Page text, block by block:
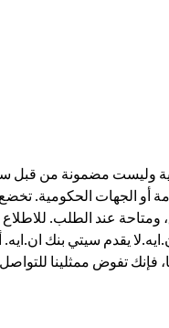
وليست مضمونة من
أو الجهات الحكومية.
عند الطلب. للاطلاع
يقدم سيتي بنك
فإنك تفوض ممثلينا